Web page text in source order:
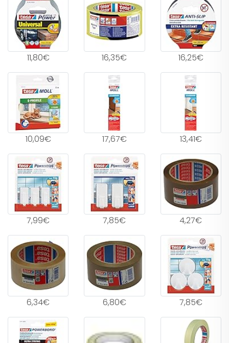
11,80€ 16,35€ 16,25€
10,09€ 17,67€ 13,41€
7,99€ 7,85€ 4,27€
6,34€ 6,80€ 7,85€